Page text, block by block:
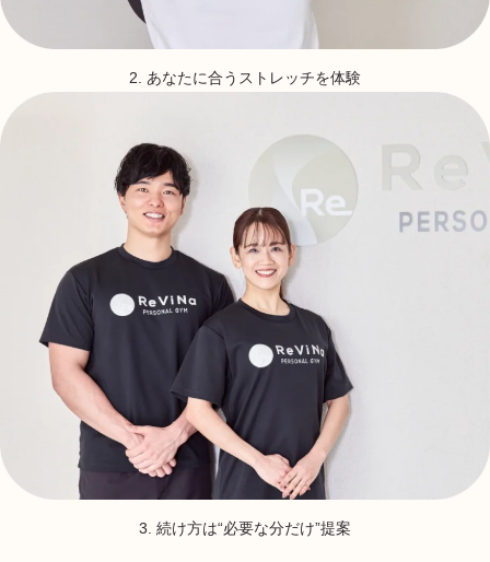
2. あなたに合うストレッチを体験
3. 続け方は“必要な分だけ”提案